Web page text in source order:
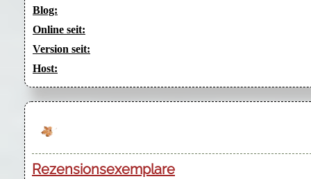
Blog:
Online seit:
Version seit:
Host:
Rezensionsexemplare